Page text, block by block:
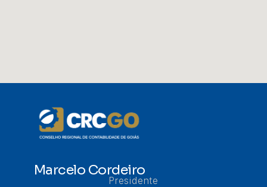
Marcelo Cordeiro
Presidente